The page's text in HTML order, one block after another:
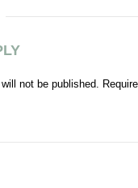
not be published.